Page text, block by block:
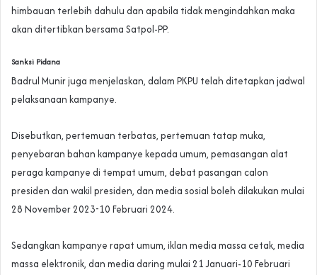
himbauan terlebih dahulu dan apabila tidak mengindahkan maka
akan ditertibkan bersama Satpol-PP.
Sanksi Pidana
Badrul Munir juga menjelaskan, dalam PKPU telah ditetapkan jadwal
pelaksanaan kampanye.
Disebutkan, pertemuan terbatas, pertemuan tatap muka,
penyebaran bahan kampanye kepada umum, pemasangan alat
peraga kampanye di tempat umum, debat pasangan calon
presiden dan wakil presiden, dan media sosial boleh dilakukan mulai
28 November 2023-10 Februari 2024.
Sedangkan kampanye rapat umum, iklan media massa cetak, media
massa elektronik, dan media daring mulai 21 Januari-10 Februari